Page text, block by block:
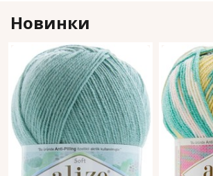
Новинки